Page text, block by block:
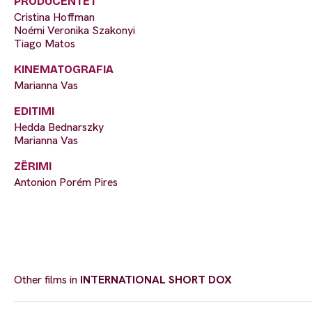
Cristina Hoffman
Noémi Veronika Szakonyi
Tiago Matos
KINEMATOGRAFIA
Marianna Vas
EDITIMI
Hedda Bednarszky
Marianna Vas
ZËRIMI
Antonion Porém Pires
Other films in INTERNATIONAL SHORT DOX